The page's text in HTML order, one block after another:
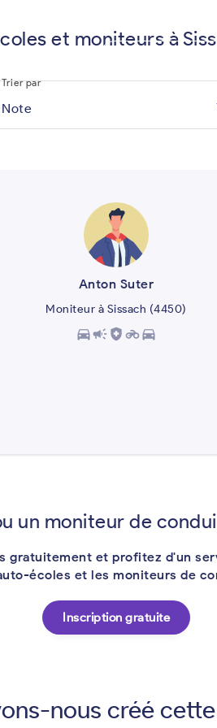
et moniteurs à
Note
Trier par
Anton Suter
Moniteur à Sissach (4450)
directions_carcampaign health_and_safety motorcycledirections_car
un moniteur de
gratuitement et profitez d'un
écoles et les moniteurs de
Inscription gratuite
nous créé